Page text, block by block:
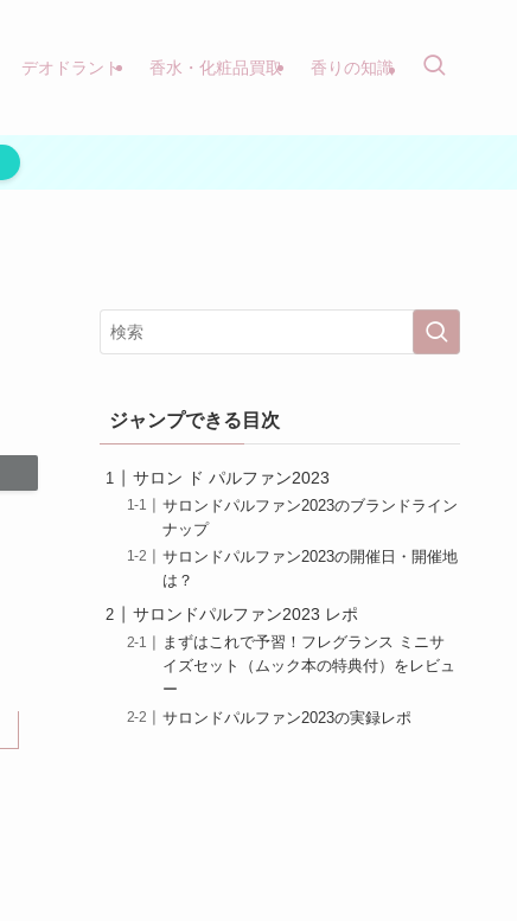
デオドラント 香水・化粧品買取 香りの知識
ジャンプできる目次
サロン ド パルファン2023
サロンドパルファン2023のブランドライン
ナップ
サロンドパルファン2023の開催日・開催地
は？
サロンドパルファン2023 レポ
まずはこれで予習！フレグランス ミニサ
イズセット（ムック本の特典付）をレビュ
ー
サロンドパルファン2023の実録レポ